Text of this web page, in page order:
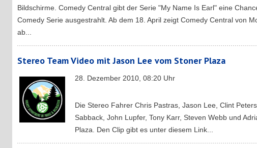
Bildschirme. Comedy Central gibt der Serie "My Name Is Earl" eine
Comedy Serie ausgestrahlt. Ab dem 18. April zeigt Comedy Central von
ab...
Stereo Team Video mit Jason Lee vom Stoner Plaza
28. Dezember 2010, 08:20 Uhr
Die Stereo Fahrer Chris Pastras, Jason Lee, Clint
Sabback, John Lupfer, Tony Karr, Steven Webb und
Plaza. Den Clip gibt es unter diesem Link...